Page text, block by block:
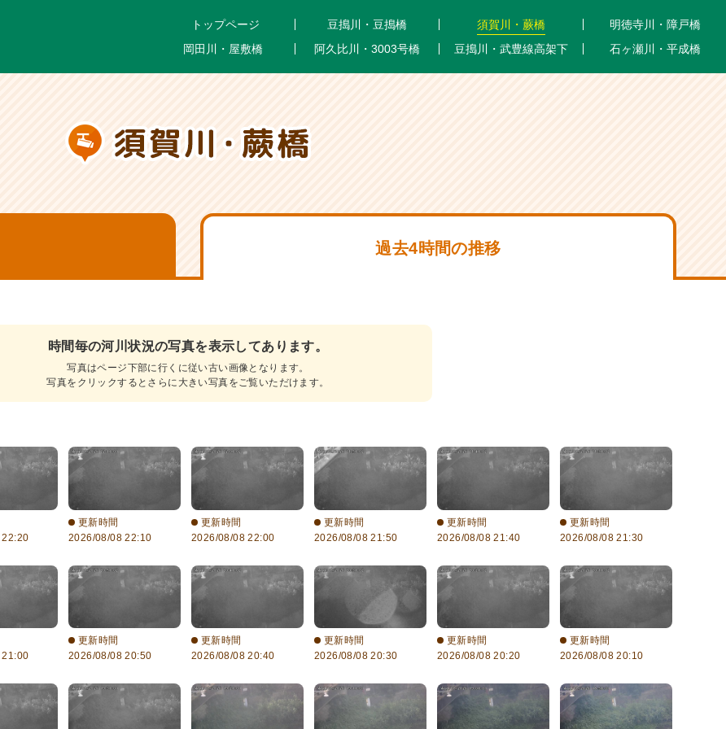
トップページ 豆搗川・豆搗橋 須賀川・蕨橋
明徳寺川・障戸橋
岡田川・屋敷橋
阿久比川・3003号橋 豆搗川・武豊線高架下 石ヶ瀬川・平成橋
過去4時間の推移
時間毎の河川状況の写真を表示してあります。
写真はページ下部に行くに従い古い画像となります。
写真をクリックするとさらに大きい写真をご覧いただけます。
更新時間
2026/08/08 22:10
更新時間
2026/08/08 22:00
更新時間
2026/08/08 21:50
更新時間
2026/08/08 21:40
更新時間
2026/08/08 21:30
更新時間
2026/08/08 20:50
更新時間
2026/08/08 20:40
更新時間
2026/08/08 20:30
更新時間
2026/08/08 20:20
更新時間
2026/08/08 20:10